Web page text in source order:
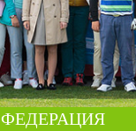
ФЕДЕРАЦИЯ